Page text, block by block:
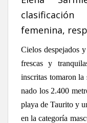
femenina,
Cielos despejados
frescas y
inscritas tomaron la
nado los 2.400
playa de Taurito y
en la categoría